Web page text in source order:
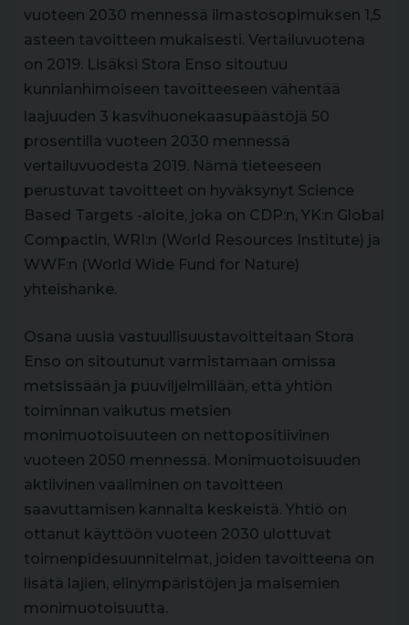
vuoteen 2030 mennessä ilmastosopimuksen 1,5
asteen tavoitteen mukaisesti. Vertailuvuotena
on 2019. Lisäksi Stora Enso sitoutuu
kunnianhimoiseen tavoitteeseen vähentää
laajuuden 3 kasvihuonekaasupäästöjä 50
prosentilla vuoteen 2030 mennessä
vertailuvuodesta 2019. Nämä tieteeseen
perustuvat tavoitteet on hyväksynyt Science
Based Targets -aloite, joka on CDP:n, YK:n Global
Compactin, WRI:n (World Resources Institute) ja
WWF:n (World Wide Fund for Nature)
yhteishanke.
Osana uusia vastuullisuustavoitteitaan Stora
Enso on sitoutunut varmistamaan omissa
metsissään ja puuviljelmillään, että yhtiön
toiminnan vaikutus metsien
monimuotoisuuteen on nettopositiivinen
vuoteen 2050 mennessä. Monimuotoisuuden
aktiivinen vaaliminen on tavoitteen
saavuttamisen kannalta keskeistä. Yhtiö on
ottanut käyttöön vuoteen 2030 ulottuvat
toimenpidesuunnitelmat, joiden tavoitteena on
lisätä lajien, elinympäristöjen ja maisemien
monimuotoisuutta.